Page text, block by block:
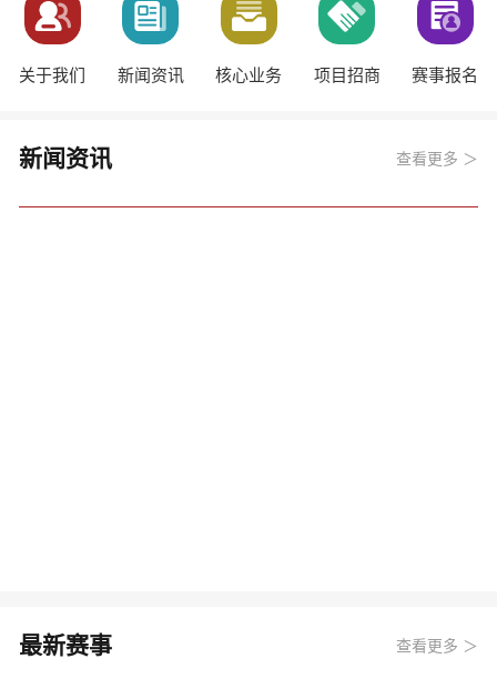
关于我们 新闻资讯 核心业务 项目招商 赛事报名
新闻资讯 查看更多 ＞
最新赛事 查看更多 ＞